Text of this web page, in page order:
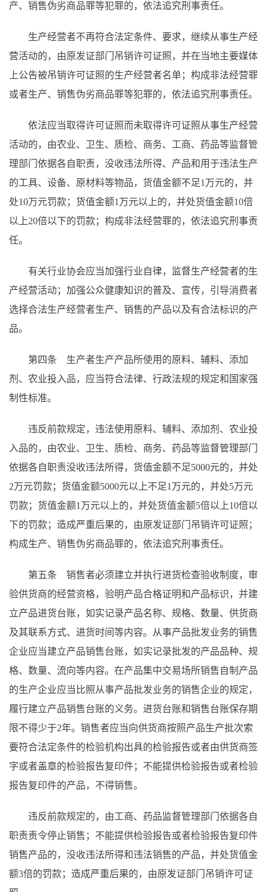
产、销售伪劣商品罪等犯罪的，依法追究刑事责任。
生产经营者不再符合法定条件、要求，继续从事生产经
营活动的，由原发证部门吊销许可证照，并在当地主要媒体
上公告被吊销许可证照的生产经营者名单；构成非法经营罪
或者生产、销售伪劣商品罪等犯罪的，依法追究刑事责任。
依法应当取得许可证照而未取得许可证照从事生产经营
活动的，由农业、卫生、质检、商务、工商、药品等监督管
理部门依据各自职责，没收违法所得、产品和用于违法生产
的工具、设备、原材料等物品，货值金额不足1万元的，并
处10万元罚款；货值金额1万元以上的，并处货值金额10倍
以上20倍以下的罚款；构成非法经营罪的，依法追究刑事责
任。
有关行业协会应当加强行业自律，监督生产经营者的生
产经营活动；加强公众健康知识的普及、宣传，引导消费者
选择合法生产经营者生产、销售的产品以及有合法标识的产
品。
第四条 生产者生产产品所使用的原料、辅料、添加
剂、农业投入品，应当符合法律、行政法规的规定和国家强
制性标准。
违反前款规定，违法使用原料、辅料、添加剂、农业投
入品的，由农业、卫生、质检、商务、药品等监督管理部门
依据各自职责没收违法所得，货值金额不足5000元的，并处
2万元罚款；货值金额5000元以上不足1万元的，并处5万元
罚款；货值金额1万元以上的，并处货值金额5倍以上10倍以
下的罚款；造成严重后果的，由原发证部门吊销许可证照；
构成生产、销售伪劣商品罪的，依法追究刑事责任。
第五条 销售者必须建立并执行进货检查验收制度，审
验供货商的经营资格，验明产品合格证明和产品标识，并建
立产品进货台账，如实记录产品名称、规格、数量、供货商
及其联系方式、进货时间等内容。从事产品批发业务的销售
企业应当建立产品销售台账，如实记录批发的产品品种、规
格、数量、流向等内容。在产品集中交易场所销售自制产品
的生产企业应当比照从事产品批发业务的销售企业的规定，
履行建立产品销售台账的义务。进货台账和销售台账保存期
限不得少于2年。销售者应当向供货商按照产品生产批次索
要符合法定条件的检验机构出具的检验报告或者由供货商签
字或者盖章的检验报告复印件；不能提供检验报告或者检验
报告复印件的产品，不得销售。
违反前款规定的，由工商、药品监督管理部门依据各自
职责责令停止销售；不能提供检验报告或者检验报告复印件
销售产品的，没收违法所得和违法销售的产品，并处货值金
额3倍的罚款；造成严重后果的，由原发证部门吊销许可证